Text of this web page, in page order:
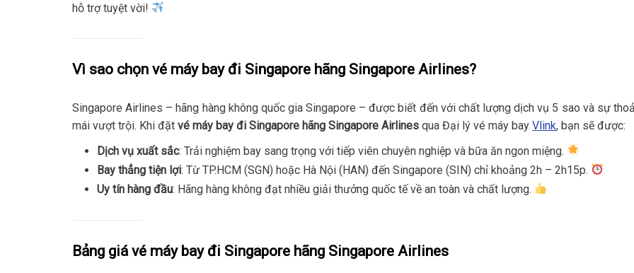
hỗ trợ tuyệt vời!
Vì sao chọn vé máy bay đi Singapore hãng Singapore Airlines?
Singapore Airlines – hãng hàng không quốc gia Singapore – được biết đến với chất lượng dịch vụ 5 sao và sự
mái vượt trội. Khi đặt vé máy bay đi Singapore hãng Singapore Airlines qua Đại lý vé máy bay Vlink, bạn sẽ được:
Dịch vụ xuất sắc: Trải nghiệm bay sang trọng với tiếp viên chuyên nghiệp và bữa ăn ngon miệng.
Bay thẳng tiện lợi: Từ TP.HCM (SGN) hoặc Hà Nội (HAN) đến Singapore (SIN) chỉ khoảng 2h – 2h15p.
Uy tín hàng đầu: Hãng hàng không đạt nhiều giải thưởng quốc tế về an toàn và chất lượng.
Bảng giá vé máy bay đi Singapore hãng Singapore Airlines